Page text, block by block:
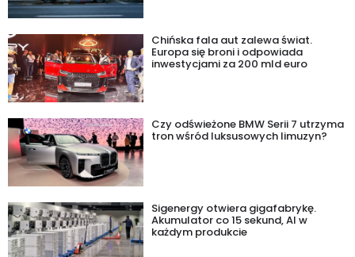
Chińska fala aut zalewa świat.
Europa się broni i odpowiada
inwestycjami za 200 mld euro
Czy odświeżone BMW Serii 7 utrzyma
tron wśród luksusowych limuzyn?
Sigenergy otwiera gigafabrykę.
Akumulator co 15 sekund, AI w
każdym produkcie